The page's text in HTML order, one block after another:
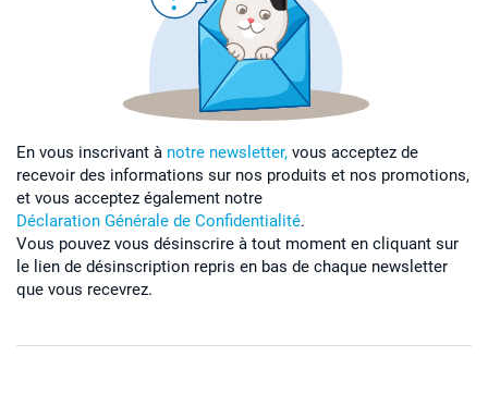
En vous inscrivant à notre newsletter, vous acceptez de
recevoir des informations sur nos produits et nos promotions,
et vous acceptez également notre
Déclaration Générale de Confidentialité.
Vous pouvez vous désinscrire à tout moment en cliquant sur
le lien de désinscription repris en bas de chaque newsletter
que vous recevrez.